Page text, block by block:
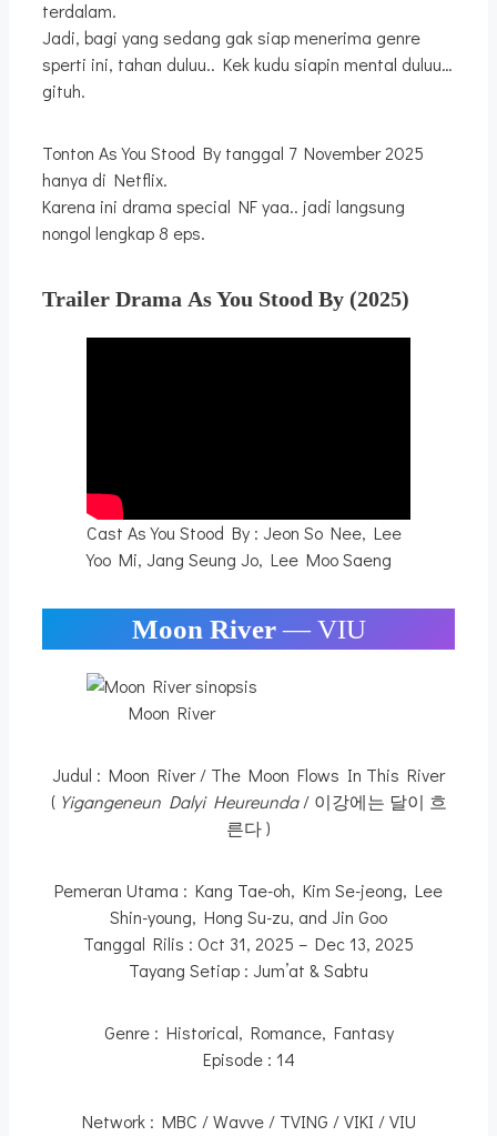
terdalam.
Jadi, bagi yang sedang gak siap menerima genre
sperti ini, tahan duluu.. Kek kudu siapin mental duluu…
gituh.
Tonton As You Stood By tanggal 7 November 2025
hanya di Netflix.
Karena ini drama special NF yaa.. jadi langsung
nongol lengkap 8 eps.
Trailer Drama As You Stood By (2025)
Cast As You Stood By : Jeon So Nee, Lee
Yoo Mi, Jang Seung Jo, Lee Moo Saeng
Moon River— VIU
Moon River
Judul : Moon River / The Moon Flows In This River
( Yigangeneun Dalyi Heureunda/ 이강에는 달이 흐
른다 )
Pemeran Utama : Kang Tae-oh, Kim Se-jeong, Lee
Shin-young, Hong Su-zu, and Jin Goo
Tanggal Rilis : Oct 31, 2025 – Dec 13, 2025
Tayang Setiap : Jum’at & Sabtu
Genre : Historical, Romance, Fantasy
Episode : 14
Network : MBC / Wavve / TVING / VIKI / VIU